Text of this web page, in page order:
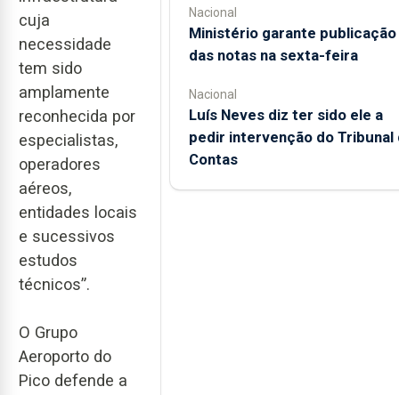
cuja
necessidade
tem sido
amplamente
reconhecida por
especialistas,
operadores
aéreos,
entidades locais
e sucessivos
estudos
técnicos”.
O Grupo
Aeroporto do
Pico defende a
Nacional
Ministério garante publicação
das notas na sexta-feira
Nacional
Luís Neves diz ter sido ele a
pedir intervenção do Tribunal
Contas